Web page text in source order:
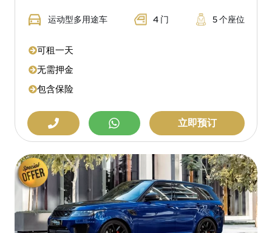
运动型多用途车 4 门 5 个座位
可租一天
无需押金
包含保险
立即预订